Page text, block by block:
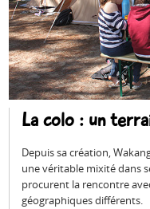
La colo : un
Depuis sa création,
une véritable mixité dans
procurent la rencontre
géographiques différents.